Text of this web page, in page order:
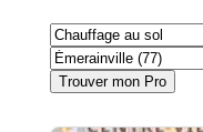
Trouver mon Pro